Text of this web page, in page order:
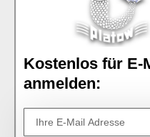
Kostenlos für E-
anmelden: